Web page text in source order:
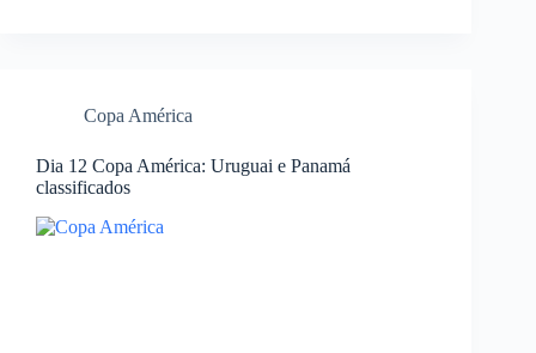
Copa América
Dia 12 Copa América: Uruguai e Panamá
classificados